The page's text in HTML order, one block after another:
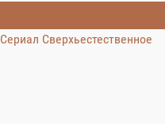
Сериал Сверхьестественное